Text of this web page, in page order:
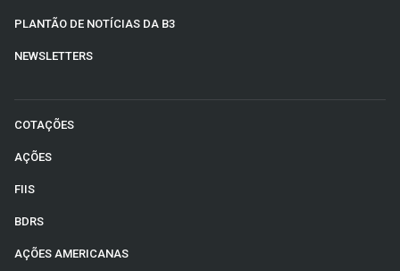
PLANTÃO DE NOTÍCIAS DA B3
NEWSLETTERS
COTAÇÕES
AÇÕES
FIIS
BDRS
AÇÕES AMERICANAS